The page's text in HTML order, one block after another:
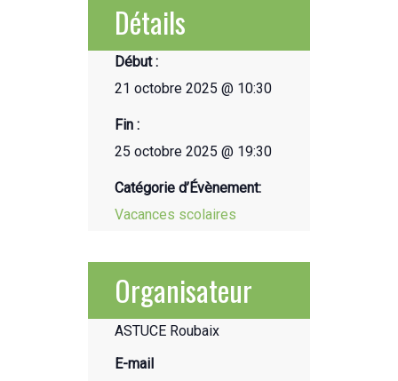
Détails
Début :
21 octobre 2025 @ 10:30
Fin :
25 octobre 2025 @ 19:30
Catégorie d’Évènement:
Vacances scolaires
Organisateur
ASTUCE Roubaix
E-mail